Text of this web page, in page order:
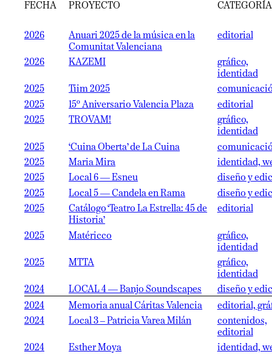
FECHA PROYECTO CATEGORÍA
2026
Anuari 2025 de la música en la
Comunitat Valenciana
editorial
2026 KAZEMI
gráfico,
identidad
2025
Tiim 2025
2025
15º Aniversario Valencia Plaza
editorial
2025
TROVAM!
gráfico,
identidad
2025
‘Cuina Oberta’ de La Cuina
2025
Maria Mira
identidad,
2025
Local 6 — Esneu
diseño y
2025
Local 5 — Candela en Rama
diseño y
2025
Catálogo ‘Teatro La Estrella: 45 de
Historia’
editorial
2025 Matéricco
gráfico,
identidad
2025
MTTA
gráfico,
identidad
2024
LOCAL 4 — Banjo Soundscapes
diseño y
2024
Memoria anual Cáritas Valencia
editorial,
2024
Local 3 – Patricia Varea Milán
contenidos,
editorial
2024
Esther Moya
identidad,